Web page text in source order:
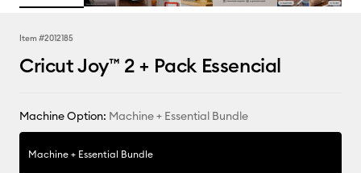
Item #2012185
Cricut Joy™ 2 + Pack Essencial
Machine Option: Machine + Essential Bundle
Machine + Essential Bundle